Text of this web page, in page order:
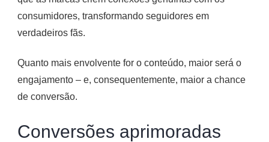
consumidores, transformando seguidores em
verdadeiros fãs.
Quanto mais envolvente for o conteúdo, maior será o
engajamento – e, consequentemente, maior a chance
de conversão.
Conversões aprimoradas